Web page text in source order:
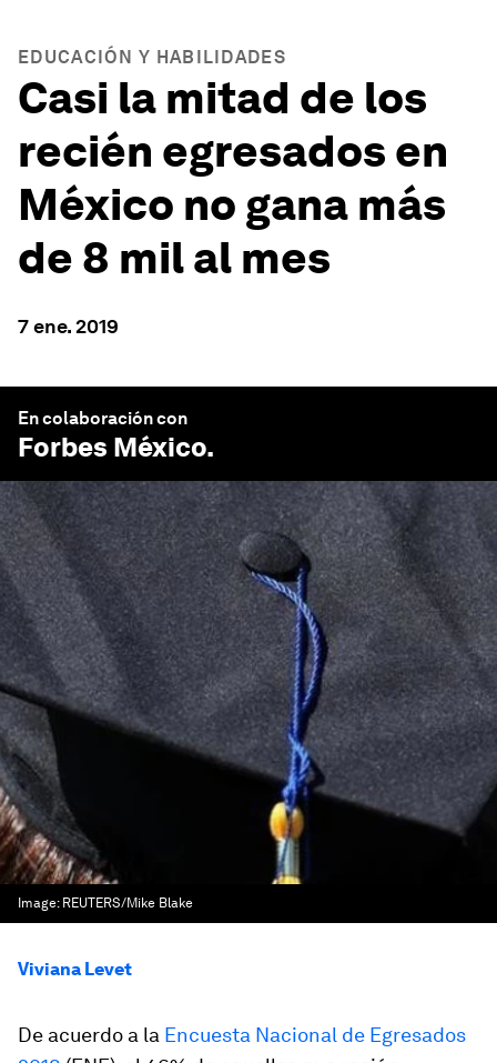
EDUCACIÓN Y HABILIDADES
Casi la mitad de los
recién egresados en
México no gana más
de 8 mil al mes
7 ene. 2019
En colaboración con
Forbes México.
Image: REUTERS/Mike Blake
Viviana Levet
De acuerdo a la Encuesta Nacional de Egresados